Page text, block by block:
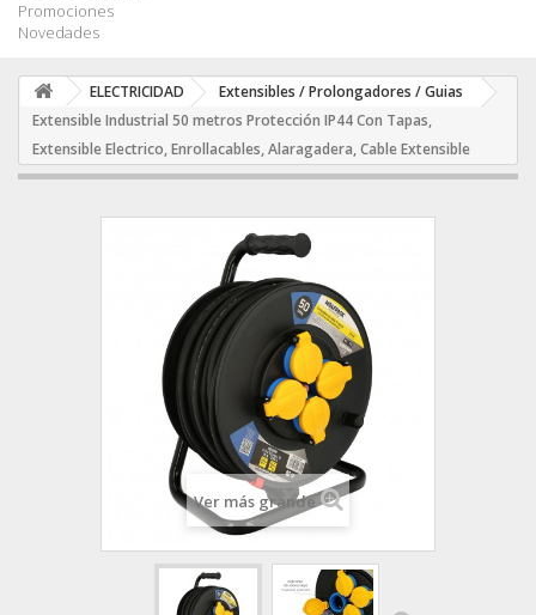
Promociones
Novedades
ELECTRICIDAD
Extensibles / Prolongadores / Guias
Extensible Industrial 50 metros Protección IP44 Con Tapas,
Extensible Electrico, Enrollacables, Alaragadera, Cable Extensible
Ver más grande